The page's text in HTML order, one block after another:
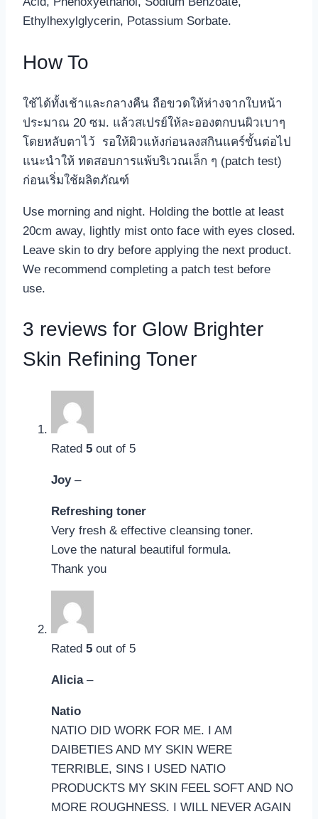
Ethylhexylglycerin, Potassium Sorbate.
How To
ใช้ได้ทั้งเช้าและกลางคืน ถือขวดให้ห่างจากใบหน้า
ประมาณ 20 ซม. แล้วสเปรย์ให้ละอองตกบนผิวเบาๆ
โดยหลับตาไว้ รอให้ผิวแห้งก่อนลงสกินแคร์ขั้นต่อไป
แนะนำให้ ทดสอบการแพ้บริเวณเล็ก ๆ (patch test)
ก่อนเริ่มใช้ผลิตภัณฑ์
Use morning and night. Holding the bottle at least
20cm away, lightly mist onto face with eyes closed.
Leave skin to dry before applying the next product.
We recommend completing a patch test before
use.
3 reviews for Glow Brighter
Skin Refining Toner
Rated 5 out of 5
Joy –
Refreshing toner
Very fresh & effective cleansing toner.
Love the natural beautiful formula.
Thank you
Rated 5 out of 5
Alicia –
Natio
NATIO DID WORK FOR ME. I AM
DAIBETIES AND MY SKIN WERE
TERRIBLE, SINS I USED NATIO
PRODUCKTS MY SKIN FEEL SOFT AND NO
MORE ROUGHNESS. I WILL NEVER AGAIN